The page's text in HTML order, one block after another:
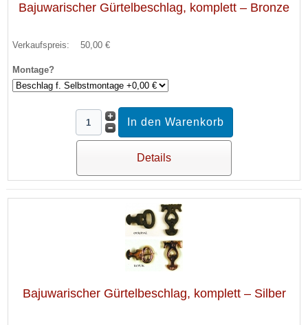
Bajuwarischer Gürtelbeschlag, komplett – Bronze
Verkaufspreis: 50,00 €
Montage?
Details
Bajuwarischer Gürtelbeschlag, komplett – Silber